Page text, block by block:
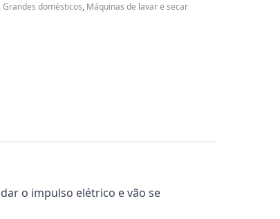
Grandes domésticos, Máquinas de lavar e secar
o impulso elétrico e vão se